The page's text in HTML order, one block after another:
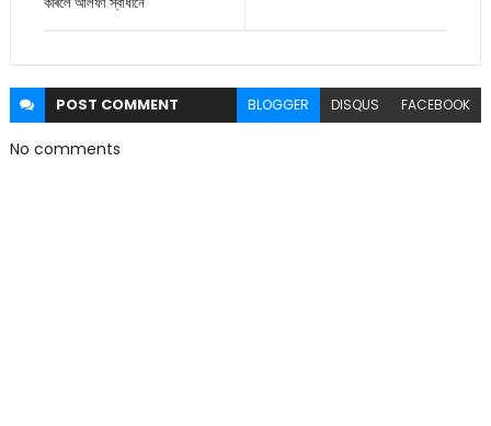
POST COMMENT BLOGGER DISQUS FACEBOOK
No comments